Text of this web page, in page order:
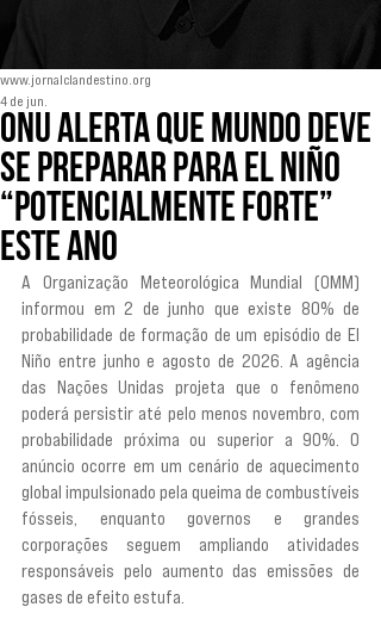
ONU alerta que mundo deve
se preparar para El Niño
“potencialmente forte”
este ano
www.jornalclandestino.org
4 de jun.
A Organização Meteorológica Mundial (OMM)
informou em 2 de junho que existe 80% de
probabilidade de formação de um episódio de El
Niño entre junho e agosto de 2026. A agência
das Nações Unidas projeta que o fenômeno
poderá persistir até pelo menos novembro, com
probabilidade próxima ou superior a 90%. O
anúncio ocorre em um cenário de aquecimento
global impulsionado pela queima de combustíveis
fósseis, enquanto governos e grandes
corporações seguem ampliando atividades
responsáveis pelo aumento das emissões de
gases de efeito estufa.